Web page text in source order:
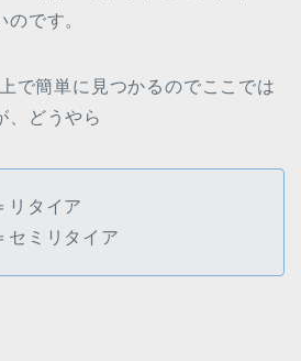
です。
で簡単に見つかるのでここでは
、どうやら
リタイア
セミリタイア